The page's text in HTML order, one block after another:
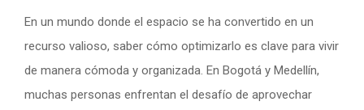
En un mundo donde el espacio se ha convertido en un
recurso valioso, saber cómo optimizarlo es clave para vivir
de manera cómoda y organizada. En Bogotá y Medellín,
muchas personas enfrentan el desafío de aprovechar